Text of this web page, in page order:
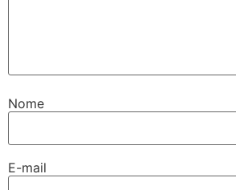
Nome
E-mail